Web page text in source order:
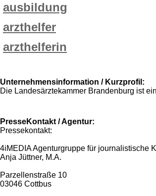
ausbildung
arzthelfer
arzthelferin
Unternehmensinformation / Kurzprofil:
Die Landesärztekammer Brandenburg ist
PresseKontakt / Agentur:
Pressekontakt:
4iMEDIA Agenturgruppe für journalistische
Anja Jüttner, M.A.
Parzellenstraße 10
03046 Cottbus